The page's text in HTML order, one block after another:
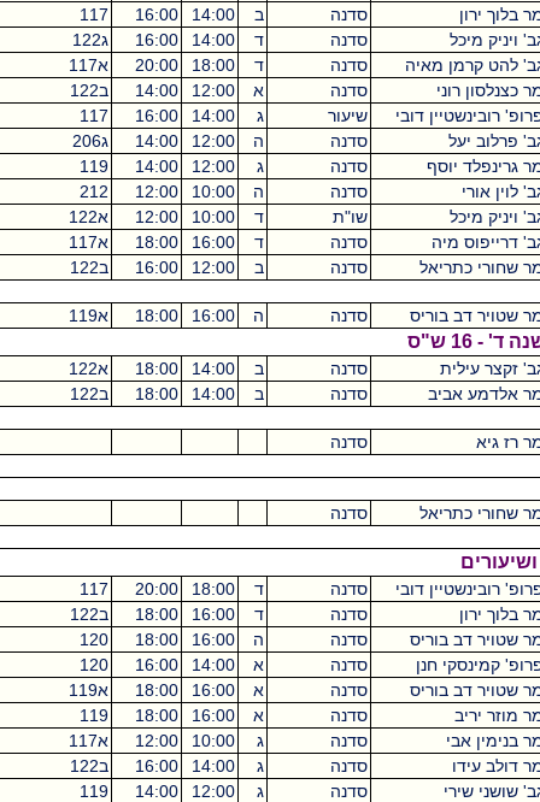
סדנה
ב 14:00
16:00
117 מכסיקו
סדנה
ד 14:00
16:00 ג122 מכסיקו
סדנה ד 18:00
20:00 א117 מכסיקו
סדנה
א 12:00
14:00 ב122 מכסיקו
דובי
שיעור ג 14:00
16:00
117 מכסיקו
סדנה
ה 12:00
14:00 ג206 מכסיקו
סדנה ג 12:00
14:00
119 מכסיקו
סדנה
ה 10:00
12:00
212 מכסיקו
שו"ת
ד 10:00
12:00 א122 מכסיקו
סדנה ד 16:00
18:00 א117 מכסיקו
סדנה ב 12:00
16:00 ב122 מכסיקו
סדנה ה 16:00
18:00 א119 מכסיקו
סדנה ב 14:00
18:00 א122 מכסיקו
סדנה ב 14:00
18:00 ב122 מכסיקו
סדנה
דובי סדנה ד 18:00
20:00
117 מכסיקו
סדנה
ד 16:00
18:00 ב122 מכסיקו
סדנה ה 16:00
18:00
120 מכסיקו
סדנה א 14:00
16:00
120 מכסיקו
סדנה א 16:00
18:00 א119 מכסיקו
סדנה
א 16:00
18:00
119 מכסיקו
סדנה
ג 10:00
12:00 א117 מכסיקו
סדנה
ג 14:00
16:00 ב122 מכסיקו
סדנה
ג 12:00
14:00
119 מכסיקו